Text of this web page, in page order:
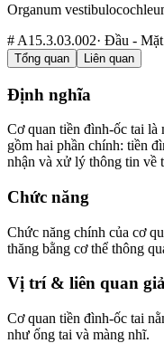
Organum
# A15.3.03.002· Đầu - Mặt
Tổng quan Liên quan
Định nghĩa
Cơ quan tiền đình-ốc tai là
gồm hai phần chính: tiền
nhận và xử lý thông tin về
Chức năng
Chức năng chính của cơ
thăng bằng cơ thể thông
Vị trí & liên quan
Cơ quan tiền đình-ốc tai
như ống tai và màng nhĩ.